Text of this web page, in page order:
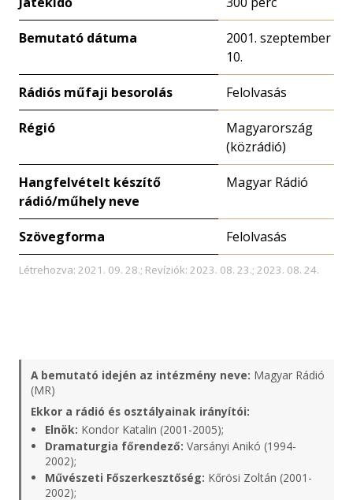
Bemutató dátuma
2001. szeptember
10.
Rádiós műfaji besorolás Felolvasás
Régió
Magyarország
(közrádió)
Hangfelvételt készítő
rádió/műhely neve
Magyar Rádió
Szövegforma Felolvasás
Létrehozva: 2021. 09. 28.; Revíziók: 2023. 08. 23.; 2023. 08. 24.
A bemutató idején az intézmény neve: Magyar Rádió
(MR)
Ekkor a rádió és osztályainak irányítói:
Elnök: Kondor Katalin (2001-2005);
Dramaturgia főrendező: Varsányi Anikó (1994-
2002);
Művészeti Főszerkesztőség: Kőrösi Zoltán (2001-
2002);